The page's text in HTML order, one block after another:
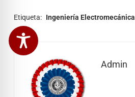
Etiqueta: Ingeniería Electromecánica
Admin